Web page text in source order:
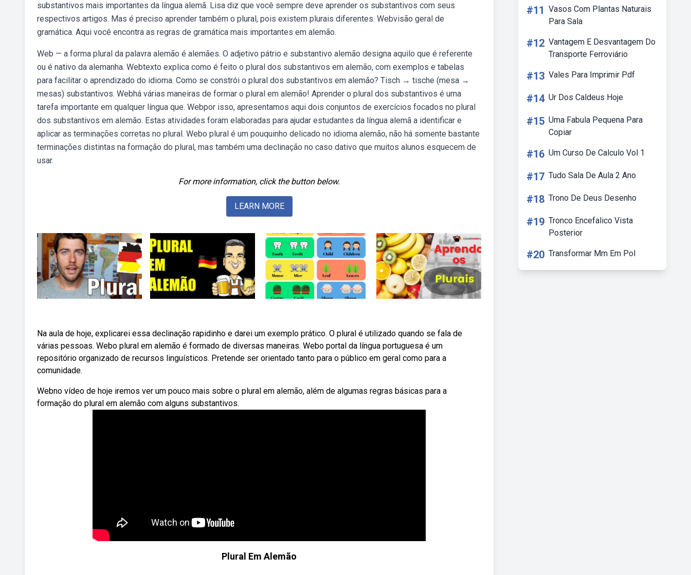
substantivos mais importantes da língua alemã. Lisa diz que você sempre deve aprender os substantivos com seus
respectivos artigos. Mas é preciso aprender também o plural, pois existem plurais diferentes. Webvisão geral de
gramática. Aqui você encontra as regras de gramática mais importantes em alemão.
Web — a forma plural da palavra alemão é alemães. O adjetivo pátrio e substantivo alemão designa aquilo que é referente
ou é nativo da alemanha. Webtexto explica como é feito o plural dos substantivos em alemão, com exemplos e tabelas
para facilitar o aprendizado do idioma. Como se constrói o plural dos substantivos em alemão? Tisch → tische (mesa →
mesas) substantivos. Webhá várias maneiras de formar o plural em alemão! Aprender o plural dos substantivos é uma
tarefa importante em qualquer língua que. Webpor isso, apresentamos aqui dois conjuntos de exercícios focados no plural
dos substantivos em alemão. Estas atividades foram elaboradas para ajudar estudantes da língua alemã a identificar e
aplicar as terminações corretas no plural. Webo plural é um pouquinho delicado no idioma alemão, não há somente bastante
terminações distintas na formação do plural, mas também uma declinação no caso dativo que muitos alunos esquecem de
usar.
For more information, click the button below.
LEARN MORE
Na aula de hoje, explicarei essa declinação rapidinho e darei um exemplo prático. O plural é utilizado quando se fala de
várias pessoas. Webo plural em alemão é formado de diversas maneiras. Webo portal da língua portuguesa é um
repositório organizado de recursos linguísticos. Pretende ser orientado tanto para o público em geral como para a
comunidade.
Webno vídeo de hoje iremos ver um pouco mais sobre o plural em alemão, além de algumas regras básicas para a
formação do plural em alemão com alguns substantivos.
Plural Em Alemão
#11 Vasos Com Plantas Naturais
Para Sala
#12 Vantagem E Desvantagem Do
Transporte Ferroviário
#13 Vales Para Imprimir Pdf
#14 Ur Dos Caldeus Hoje
#15 Uma Fabula Pequena Para
Copiar
#16 Um Curso De Calculo Vol 1
#17 Tudo Sala De Aula 2 Ano
#18 Trono De Deus Desenho
#19 Tronco Encefalico Vista
Posterior
#20 Transformar Mm Em Pol